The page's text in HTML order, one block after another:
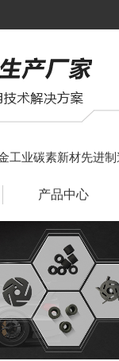
工业碳素新材先进
产品中心